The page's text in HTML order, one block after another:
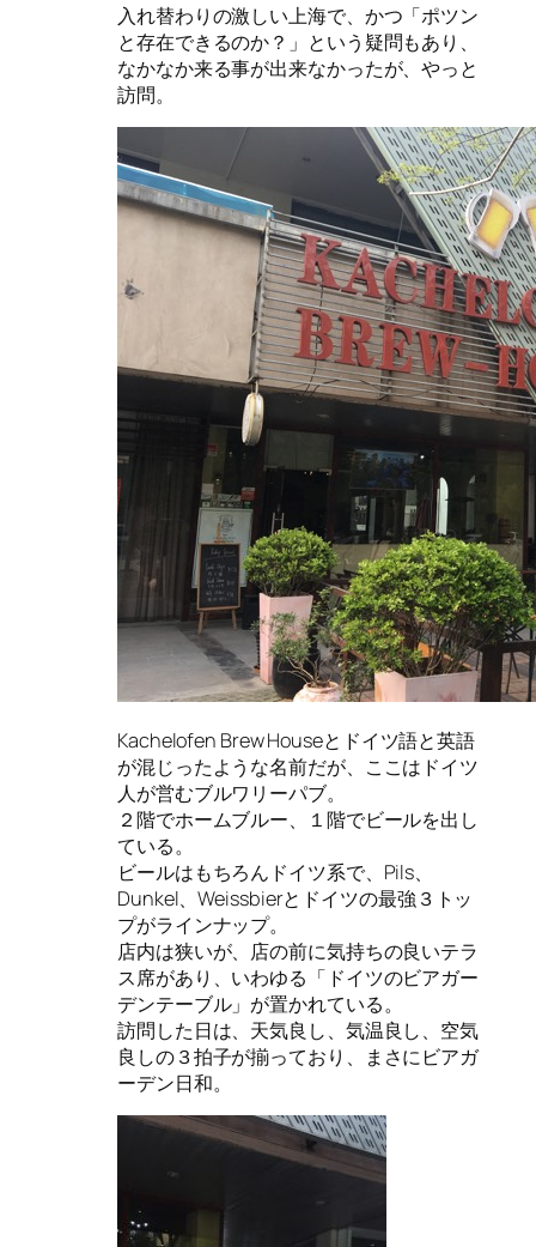
入れ替わりの激しい上海で、かつ「ポツン
と存在できるのか？」という疑問もあり、
なかなか来る事が出来なかったが、やっと
訪問。
Kachelofen Brew Houseとドイツ語と英語
が混じったような名前だが、ここはドイツ
人が営むブルワリーパブ。
２階でホームブルー、１階でビールを出し
ている。
ビールはもちろんドイツ系で、Pils、
Dunkel、Weissbierとドイツの最強３トッ
プがラインナップ。
店内は狭いが、店の前に気持ちの良いテラ
ス席があり、いわゆる「ドイツのビアガー
デンテーブル」が置かれている。
訪問した日は、天気良し、気温良し、空気
良しの３拍子が揃っており、まさにビアガ
ーデン日和。